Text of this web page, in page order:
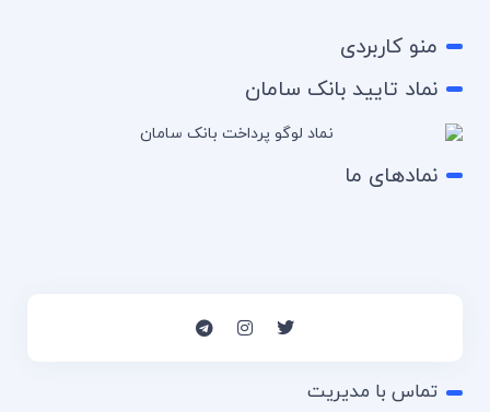
منو کاربردی
نماد تایید بانک سامان
نمادهای ما
تماس با مدیریت